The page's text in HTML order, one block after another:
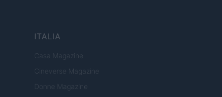
ITALIA
Casa Magazine
Cineverse Magazine
Donne Magazine